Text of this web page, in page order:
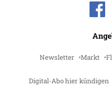
Newsletter Markt
Digital-Abo hier kündigen